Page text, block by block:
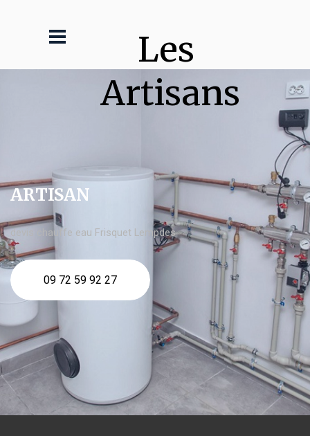
Les
Artisans
ARTISAN
devis chauffe eau Frisquet Lempdes
09 72 59 92 27